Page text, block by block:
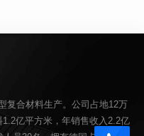
复合材料生产。公司占地12万
亿平方米，年销售收入2.2亿